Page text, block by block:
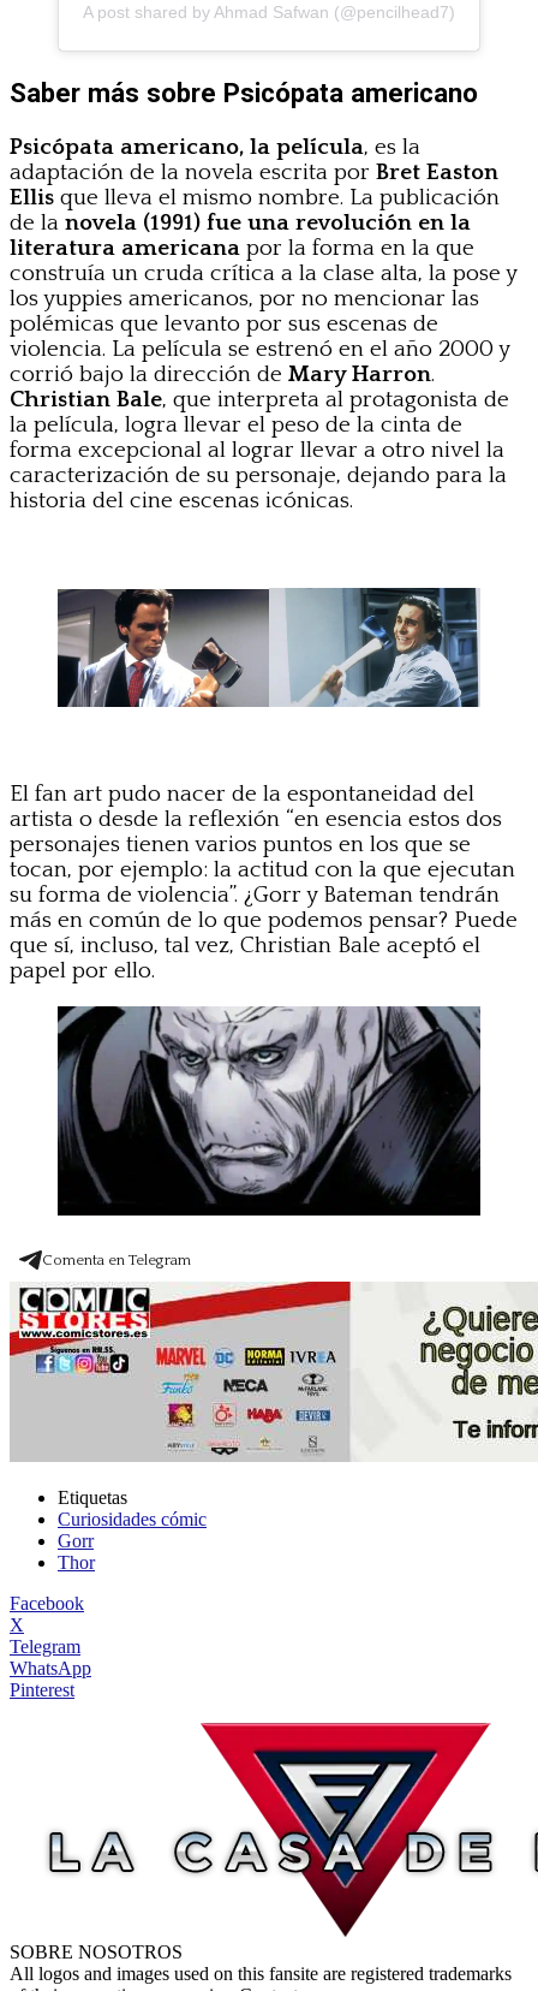
A post shared by Ahmad Safwan (@pencilhead7)
Saber más sobre Psicópata americano
Psicópata americano, la película, es la
adaptación de la novela escrita por Bret Easton
Ellis que lleva el mismo nombre. La publicación
de la novela (1991) fue una revolución en la
literatura americana por la forma en la que
construía un cruda crítica a la clase alta, la pose y
los yuppies americanos, por no mencionar las
polémicas que levanto por sus escenas de
violencia. La película se estrenó en el año 2000 y
corrió bajo la dirección de Mary Harron.
Christian Bale, que interpreta al protagonista de
la película, logra llevar el peso de la cinta de
forma excepcional al lograr llevar a otro nivel la
caracterización de su personaje, dejando para la
historia del cine escenas icónicas.
El fan art pudo nacer de la espontaneidad del
artista o desde la reflexión “en esencia estos dos
personajes tienen varios puntos en los que se
tocan, por ejemplo: la actitud con la que ejecutan
su forma de violencia”. ¿Gorr y Bateman tendrán
más en común de lo que podemos pensar? Puede
que sí, incluso, tal vez, Christian Bale aceptó el
papel por ello.
Comenta en Telegram
Etiquetas
Curiosidades cómic
Gorr
Thor
Facebook
X
Telegram
WhatsApp
Pinterest
SOBRE NOSOTROS
All logos and images used on this fansite are registered trademarks